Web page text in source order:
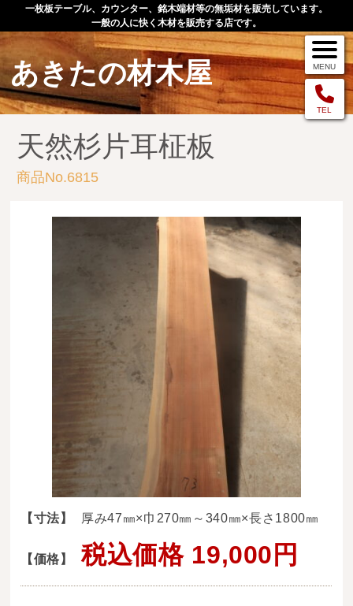
一枚板テーブル、カウンター、銘木端材等の無垢材を販売しています。
一般の人に快く木材を販売する店です。
あきたの材木屋
TEL
MENU
メニュー
TOP
作品例
手作りオーダー家具
店舗案内
お客様の声
お買い物の流れ
送料・お支払い方法について
ご注文前の注意点
Attention
before ordering
一枚板を直販できる店
オイル塗装の
メンテナンスについて
オーダー加工について
天然杉片耳柾板
商品No.6815
【寸法】 厚み47㎜×巾270㎜～340㎜×長さ1800㎜
【価格】 税込価格 19,000円